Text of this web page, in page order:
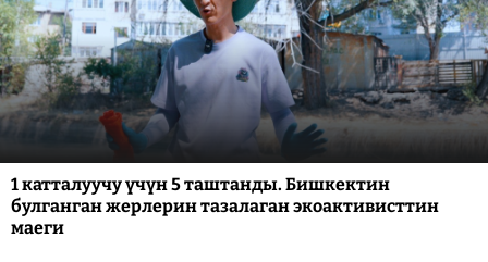
1 катталуучу үчүн 5 таштанды. Бишкектин
булганган жерлерин тазалаган экоактивисттин
маеги